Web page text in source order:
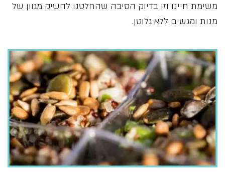
משימת חיינו וזו בדיוק הסיבה שהחלטנו להשיק מגוון של
מנות ומגשים ללא גלוטן.